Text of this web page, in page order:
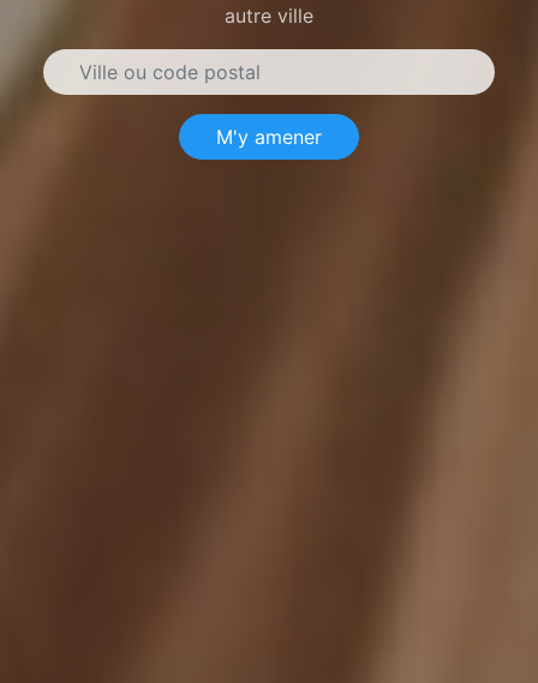
autre ville
M'y amener